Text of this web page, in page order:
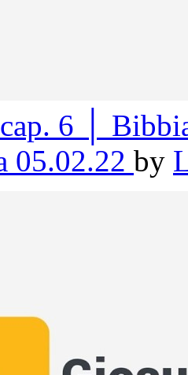
6 │
05.02.22 by